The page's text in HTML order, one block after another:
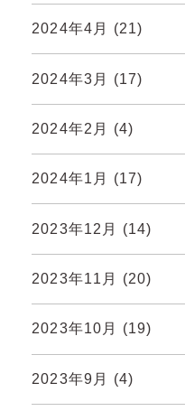
2024年4月 (21)
2024年3月 (17)
2024年2月 (4)
2024年1月 (17)
2023年12月 (14)
2023年11月 (20)
2023年10月 (19)
2023年9月 (4)